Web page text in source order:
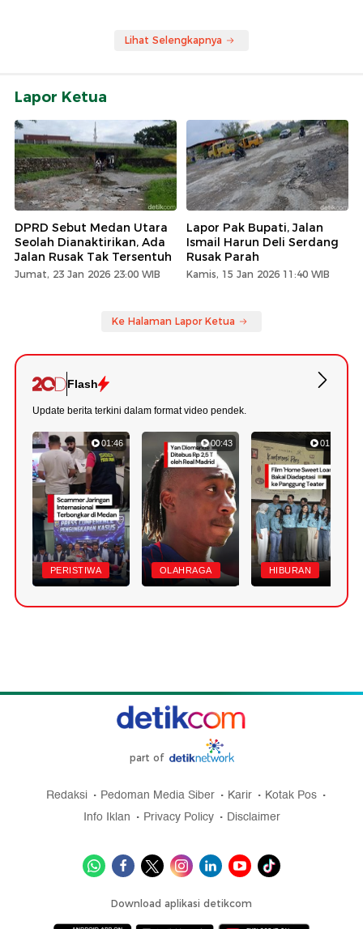
Lihat Selengkapnya
Lapor Ketua
DPRD Sebut Medan Utara
Seolah Dianaktirikan, Ada
Jalan Rusak Tak Tersentuh
Jumat, 23 Jan 2026 23:00 WIB
Lapor Pak Bupati, Jalan
Ismail Harun Deli Serdang
Rusak Parah
Kamis, 15 Jan 2026 11:40 WIB
Ke Halaman Lapor Ketua
Flash
Update berita terkini dalam format video pendek.
01:46
PERISTIWA
00:43
OLAHRAGA
01:20
HIBURAN
part of
Redaksi Pedoman Media Siber Karir
Kotak Pos
Info Iklan
Privacy Policy Disclaimer
Download aplikasi detikcom